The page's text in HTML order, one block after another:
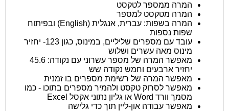
המרה ממספר לטקסט
המרה מטקסט למספר
המרה בשפות: עברית, אנגלית (English) ובפיתוח
שפות נספות
עובד עם מספרים שליליים, במינוס, כגון 123- יחזיר
מינוס מאה עשרים ושלוש
מאפשר המרה של מספר עשרוני עם נקודה: 45.6
יחזיר ארבעים וחמש נקודה שש
מאפשר המרה של רשימת מספרים בו זמנית
מאפשר לסרוק טקסט ולהמיר מספרים בתוכו - כמו
מסמך וורד Word או גליון נתוני אקסל Excel
מאפשר עבודה און-ליין תוך כדי גלישה